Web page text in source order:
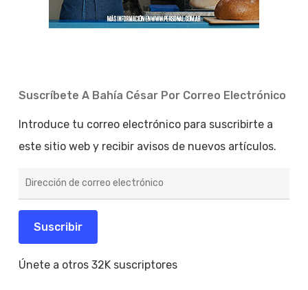
Suscríbete A Bahía César Por Correo Electrónico
Introduce tu correo electrónico para suscribirte a
este sitio web y recibir avisos de nuevos artículos.
de
electrónico
Suscribir
Únete a otros 32K suscriptores